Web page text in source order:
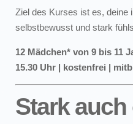
Ziel des Kurses ist es, deine
selbstbewusst und stark
12 Mädchen* von 9 bis 11
15.30 Uhr | kostenfrei |
Stark